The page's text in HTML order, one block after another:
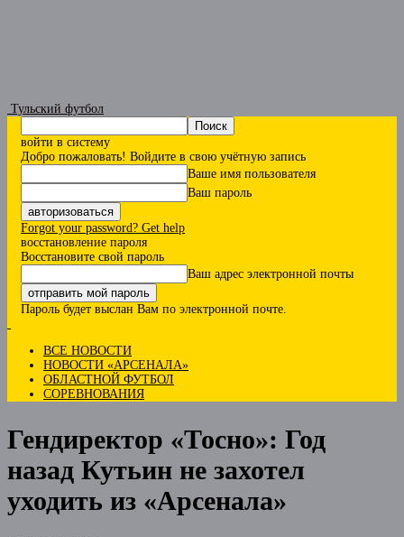
Тульский футбол
войти в систему
Добро пожаловать! Войдите в свою учётную запись
Ваше имя пользователя
Ваш пароль
Forgot your password? Get help
восстановление пароля
Восстановите свой пароль
Ваш адрес электронной почты
Пароль будет выслан Вам по электронной почте.
ВСЕ НОВОСТИ
НОВОСТИ «АРСЕНАЛА»
ОБЛАСТНОЙ ФУТБОЛ
СОРЕВНОВАНИЯ
Гендиректор «Тосно»: Год
назад Кутьин не захотел
уходить из «Арсенала»